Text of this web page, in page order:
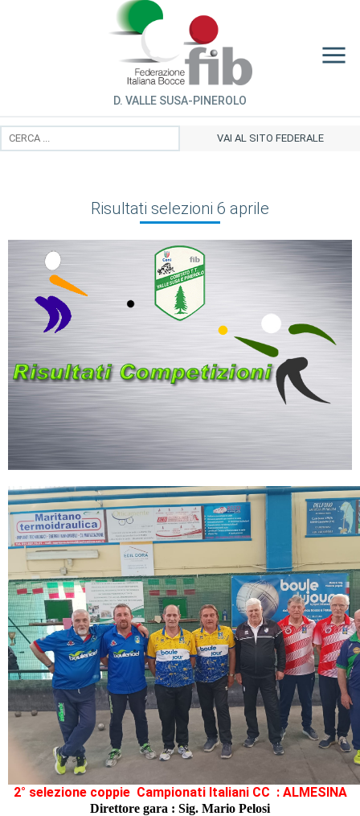
D. VALLE SUSA-PINEROLO
VAI AL SITO FEDERALE
Risultati selezioni 6 aprile
2° selezione coppie Campionati Italiani CC : ALMESINA
Direttore gara : Sig. Mario Pelosi